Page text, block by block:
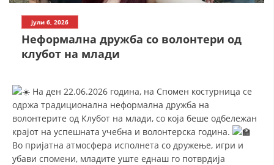
ИСТОРИЈАТ НА ЦКРМ
СТРУКТУРА И ОРГАНИЗАЦИОНА ПОСТАВЕНОСТ – ОПШТИНСКА
ОРГАНИЗАЦИЈА КУМАНОВО
ЗАКОН ЗА ЦКРМ
СТАТУТ НА ЦКРМ
јули 6, 2026
Неформална дружба со волонтери од
клубот на млади
На ден 22.06.2026 година, на Спомен костурница се
одржа традиционална неформална дружба на
волонтерите од Клубот на млади, со која беше одбележан
крајот на успешната учебна и волонтерска година.
Во пријатна атмосфера исполнета со дружење, игри и
убави спомени, младите уште еднаш го потврдија